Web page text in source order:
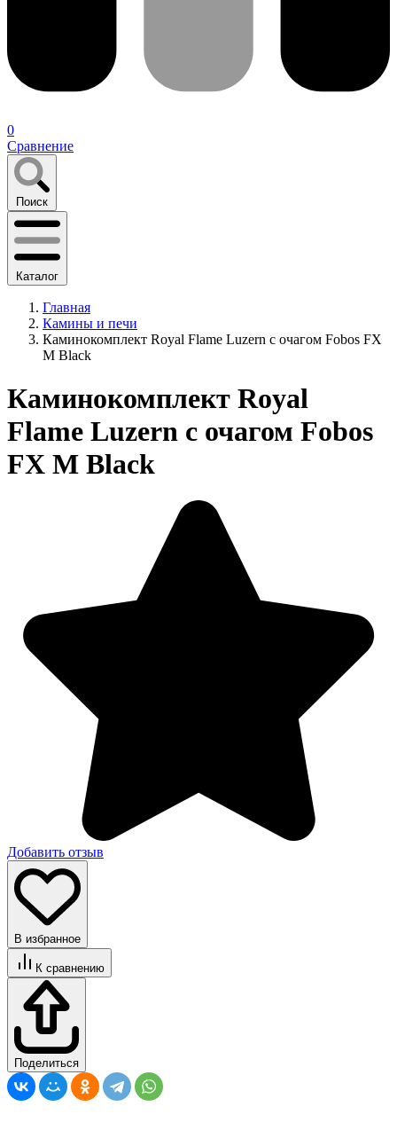
0
Сравнение
Поиск
Каталог
Главная
Камины и печи
Каминокомплект Royal Flame Luzern с очагом Fobos FX
M Black
Каминокомплект Royal
Flame Luzern с очагом Fobos
FX M Black
Добавить отзыв
В избранное
К сравнению
Поделиться